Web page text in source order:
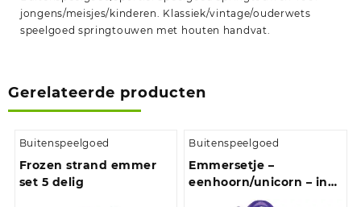
jongens/meisjes/kinderen. Klassiek/vintage/ouderwets
speelgoed springtouwen met houten handvat.
Gerelateerde producten
Buitenspeelgoed
Frozen strand emmer
set 5 delig
Buitenspeelgoed
Emmersetje –
eenhoorn/unicorn – incl
schepje/harkje/gieter –